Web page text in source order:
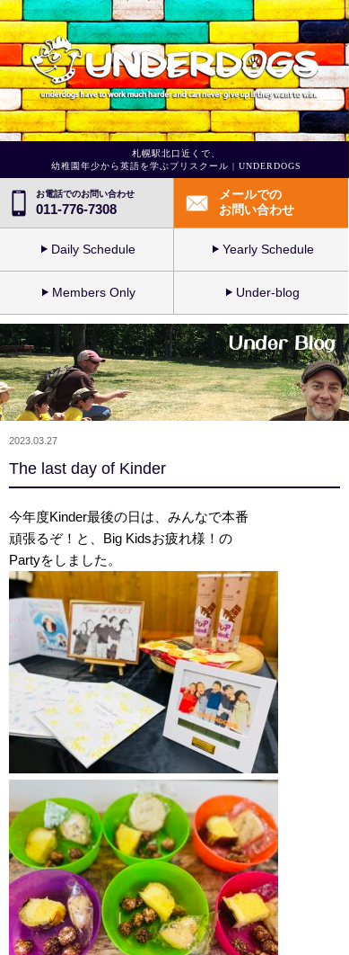
札幌駅北口近くで、
幼稚園年少から英語を学ぶプリスクール | UNDERDOGS
お電話でのお問い合わせ
011-776-7308
メールでの
お問い合わせ
Daily Schedule Yearly Schedule
Members Only Under-blog
2023.03.27
The last day of Kinder
今年度Kinder最後の日は、みんなで本番
頑張るぞ！と、Big Kidsお疲れ様！の
Partyをしました。